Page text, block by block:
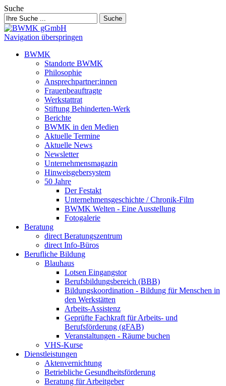
Suche
Suche
Navigation überspringen
BWMK
Standorte BWMK
Philosophie
Ansprechpartner:innen
Frauenbeauftragte
Werkstattrat
Stiftung Behinderten-Werk
Berichte
BWMK in den Medien
Aktuelle Termine
Aktuelle News
Newsletter
Unternehmensmagazin
Hinweisgebersystem
50 Jahre
Der Festakt
Unternehmensgeschichte / Chronik-Film
BWMK Welten - Eine Ausstellung
Fotogalerie
Beratung
direct Beratungs­zentrum
direct Info-Büros
Berufliche Bildung
Blauhaus
Lotsen Eingangstor
Berufsbildungsbereich (BBB)
Bildungskoordination - Bildung für Menschen in
den Werkstätten
Arbeits-Assistenz
Geprüfte Fachkraft für Arbeits- und
Berufsförderung (gFAB)
Veranstaltungen - Räume buchen
VHS-Kurse
Dienstl­eistungen
Aktenvernichtung
Betriebliche Gesundheits­förderung
Beratung für Arbeitgeber